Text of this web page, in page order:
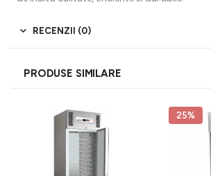
RECENZII (0)
PRODUSE SIMILARE
25%